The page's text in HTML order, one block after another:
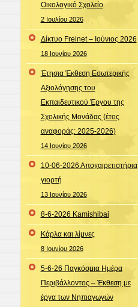
Οικολογικό Σχολείο
2 Ιουλίου 2026
Δίκτυο Freinet – Ιούνιος 2026
18 Ιουνίου 2026
Έτησια Έκθεση Εσωτερικής
Αξιολόγησης του
Εκπαιδευτικού Έργου της
Σχολικής Μονάδας (έτος
αναφοράς: 2025-2026)
14 Ιουνίου 2026
10-06-2026 Αποχαιρετιστήρια
γιορτή
13 Ιουνίου 2026
8-6-2026 Kamishibai
Κάρλα και λίμνες
8 Ιουνίου 2026
5-6-26 Παγκόσμια Ημέρα
Περιβάλλοντος – Έκθεση με
έργα των Νηπιαγωγών